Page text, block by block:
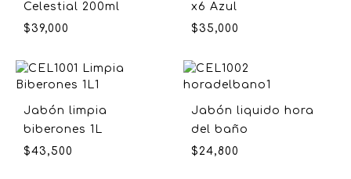
Celestial 200ml
$ 39,000
x6 Azul
$ 35,000
Jabón limpia
biberones 1L
$43,500
Jabón liquido hora
del baño
$ 24,800